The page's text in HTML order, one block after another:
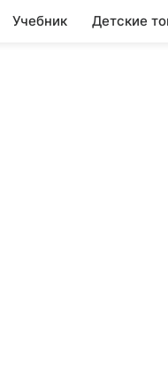
Учебник Детские